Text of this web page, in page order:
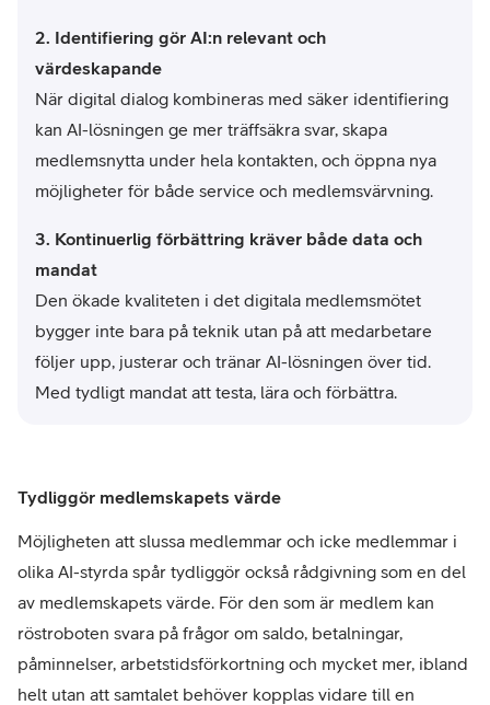
2. Identifiering gör AI:n relevant och
värdeskapande
När digital dialog kombineras med säker identifiering
kan AI-lösningen ge mer träffsäkra svar, skapa
medlemsnytta under hela kontakten, och öppna nya
möjligheter för både service och medlemsvärvning.
3. Kontinuerlig förbättring kräver både data och
mandat
Den ökade kvaliteten i det digitala medlemsmötet
bygger inte bara på teknik utan på att medarbetare
följer upp, justerar och tränar AI-lösningen över tid.
Med tydligt mandat att testa, lära och förbättra.
Tydliggör medlemskapets värde
Möjligheten att slussa medlemmar och icke medlemmar i
olika AI-styrda spår tydliggör också rådgivning som en del
av medlemskapets värde. För den som är medlem kan
röstroboten svara på frågor om saldo, betalningar,
påminnelser, arbetstidsförkortning och mycket mer, ibland
helt utan att samtalet behöver kopplas vidare till en